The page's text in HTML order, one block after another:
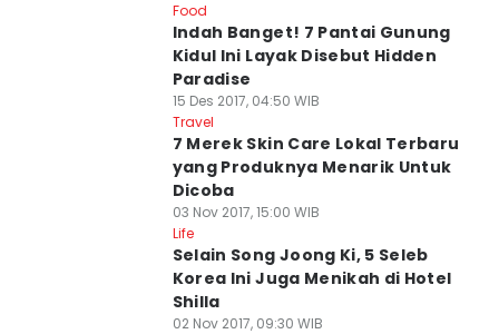
Food
Indah Banget! 7 Pantai Gunung
Kidul Ini Layak Disebut Hidden
Paradise
15 Des 2017, 04:50 WIB
Travel
7 Merek Skin Care Lokal Terbaru
yang Produknya Menarik Untuk
Dicoba
03 Nov 2017, 15:00 WIB
Life
Selain Song Joong Ki, 5 Seleb
Korea Ini Juga Menikah di Hotel
Shilla
02 Nov 2017, 09:30 WIB